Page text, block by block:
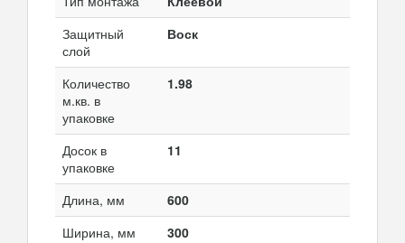
Защитный
слой
Воск
Количество
м.кв. в
упаковке
1.98
Досок в
упаковке
11
Длина, мм
600
Ширина, мм
300